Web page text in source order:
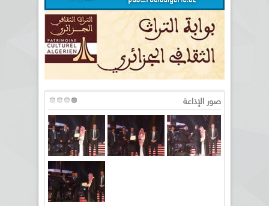
صور الإذاعة